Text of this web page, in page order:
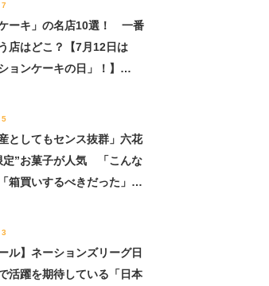
7
ーキ」の名店10選！ 一番
店はどこ？【7月12日は
ョンケーキの日」！】
5
としてもセンス抜群」六花
定”お菓子が人気 「こんな
箱買いするべきだった」
3
ル】ネーションズリーグ日
活躍を期待している「日本